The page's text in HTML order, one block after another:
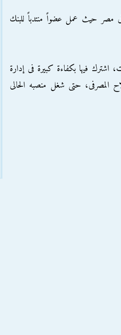
مصر حيث عمل عضواً منتدباً للبنك
نائب أول لمحافظ البنك المركزى لمدة 4 سنوات، اشترك فيها بكفاءة كبيرة فى إدارة
المصرفى، حتى شغل منصبه الحالى